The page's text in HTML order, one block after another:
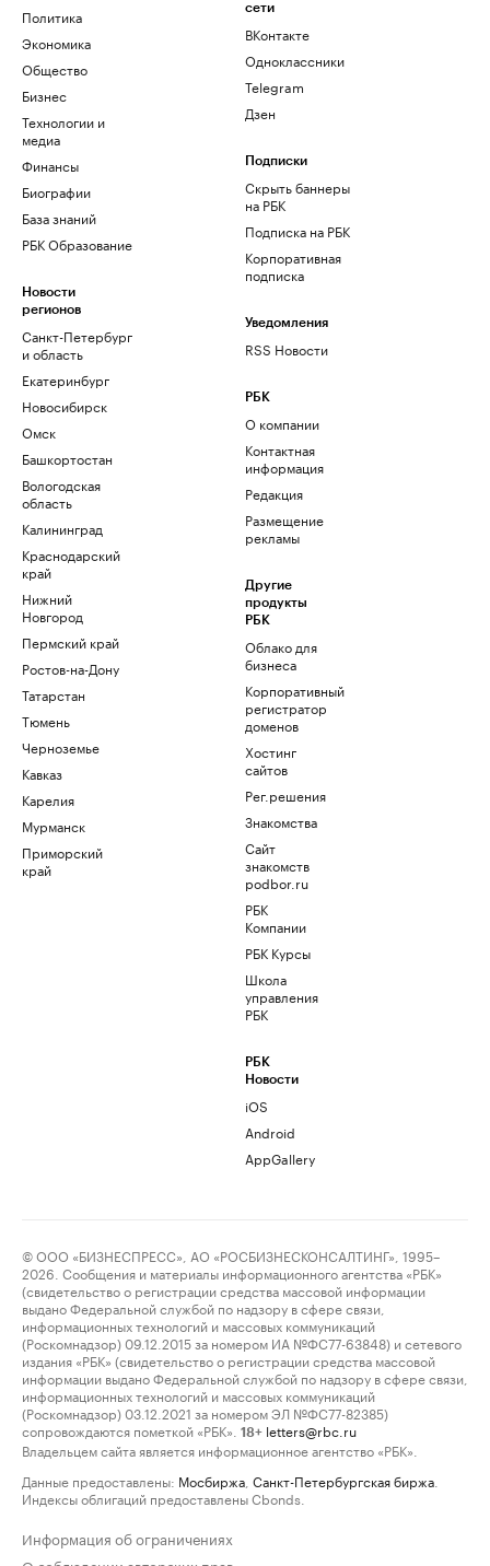
Политика
Экономика
Общество
Бизнес
Технологии и
медиа
Финансы
Биографии
База знаний
РБК Образование
Новости
регионов
Санкт-Петербург
и область
Екатеринбург
Новосибирск
Омск
Башкортостан
Вологодская
область
Калининград
Краснодарский
край
Нижний
Новгород
Пермский край
Ростов-на-Дону
Татарстан
Тюмень
Черноземье
Кавказ
Карелия
Мурманск
Приморский
край
сети
ВКонтакте
Одноклассники
Telegram
Дзен
Подписки
Скрыть баннеры
на РБК
Подписка на РБК
Корпоративная
подписка
Уведомления
RSS Новости
РБК
О компании
Контактная
информация
Редакция
Размещение
рекламы
Другие
продукты
РБК
Облако для
бизнеса
Корпоративный
регистратор
доменов
Хостинг
сайтов
Рег.решения
Знакомства
Сайт
знакомств
podbor.ru
РБК
Компании
РБК Курсы
Школа
управления
РБК
РБК
Новости
iOS
Android
AppGallery
© ООО «БИЗНЕСПРЕСС», АО «РОСБИЗНЕСКОНСАЛТИНГ», 1995–
2026. Сообщения и материалы информационного агентства «РБК»
(свидетельство о регистрации средства массовой информации
выдано Федеральной службой по надзору в сфере связи,
информационных технологий и массовых коммуникаций
(Роскомнадзор) 09.12.2015 за номером ИА №ФС77-63848) и сетевого
издания «РБК» (свидетельство о регистрации средства массовой
информации выдано Федеральной службой по надзору в сфере связи,
информационных технологий и массовых коммуникаций
(Роскомнадзор) 03.12.2021 за номером ЭЛ №ФС77-82385)
сопровождаются пометкой «РБК».
18+ letters@rbc.ru
Владельцем сайта является информационное агентство «РБК».
Данные предоставлены: Мосбиржа Санкт-Петербургская биржа
Индексы облигаций предоставлены Cbonds.
Информация об ограничениях